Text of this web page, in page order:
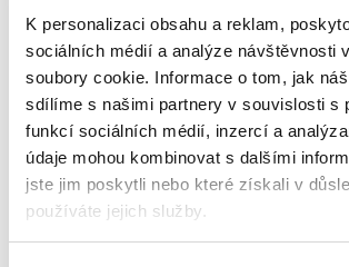
K personalizaci obsahu a reklam,
sociálních médií a analýze návštěvnosti
soubory cookie. Informace o tom, jak
sdílíme s našimi partnery v souvislosti s
funkcí sociálních médií, inzercí a
údaje mohou kombinovat s dalšími
jste jim poskytli nebo které získali v
používáte jejich služby.